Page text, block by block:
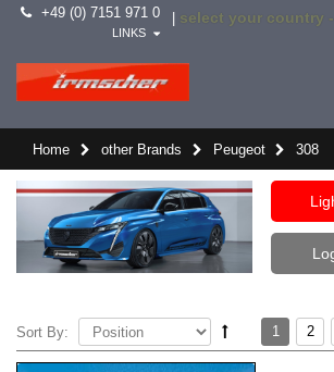
+49 (0) 7151 971 0 select your country
LINKS
Home other Brands Peugeot 308
Sort By: 1 2